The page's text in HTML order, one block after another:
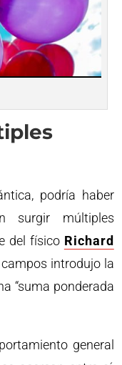
podría haber
surgir múltiples
del físico Richard
introdujo la
“suma ponderada
general